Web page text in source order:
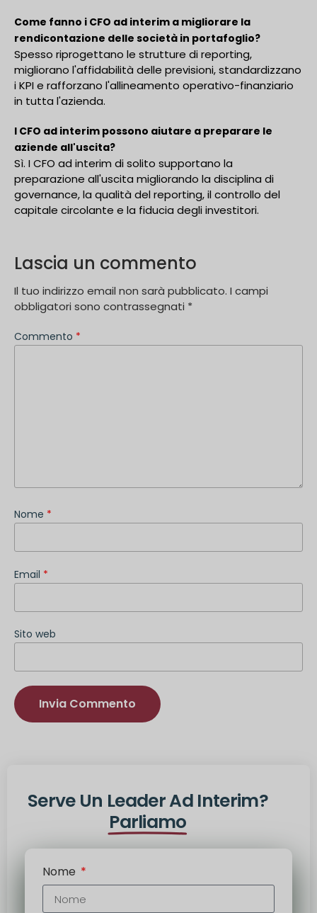
Come fanno i CFO ad interim a migliorare la
rendicontazione delle società in portafoglio?
Spesso riprogettano le strutture di reporting,
migliorano l'affidabilità delle previsioni, standardizzano
i KPI e rafforzano l'allineamento operativo-finanziario
in tutta l'azienda.
I CFO ad interim possono aiutare a preparare le
aziende all'uscita?
Sì. I CFO ad interim di solito supportano la
preparazione all'uscita migliorando la disciplina di
governance, la qualità del reporting, il controllo del
capitale circolante e la fiducia degli investitori.
Lascia un commento
Il tuo indirizzo email non sarà pubblicato. I campi
obbligatori sono contrassegnati *
Commento *
Nome *
Email *
Sito web
Serve Un Leader Ad Interim?
Parliamo
Nome